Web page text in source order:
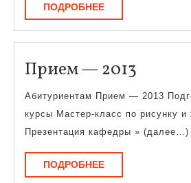
ПОДРОБНЕЕПОДРОБНЕЕ
Прием — 2013
—
2013
Абитуриентам Прием — 2013
курсы Мастер-класс по рисунку и
Презентация кафедры » (далее…)
ПОДРОБНЕЕПОДРОБНЕЕ